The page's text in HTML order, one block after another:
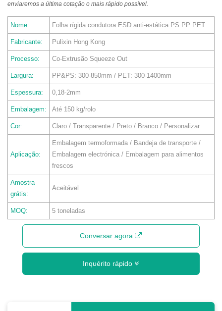
enviaremos a última cotação o mais rápido possível.
Nome: Folha rígida condutora ESD anti-estática PS PP PET
Fabricante: Pulixin Hong Kong
Processo: Co-Extrusão Squeeze Out
Largura: PP&PS: 300-850mm / PET: 300-1400mm
Espessura: 0,18-2mm
Embalagem: Até 150 kg/rolo
Cor: Claro / Transparente / Preto / Branco / Personalizar
Aplicação:
Embalagem termoformada / Bandeja de transporte /
Embalagem electrónica / Embalagem para alimentos
frescos
Amostra
grátis:
Aceitável
MOQ: 5 toneladas
Conversar agora
Inquérito rápido